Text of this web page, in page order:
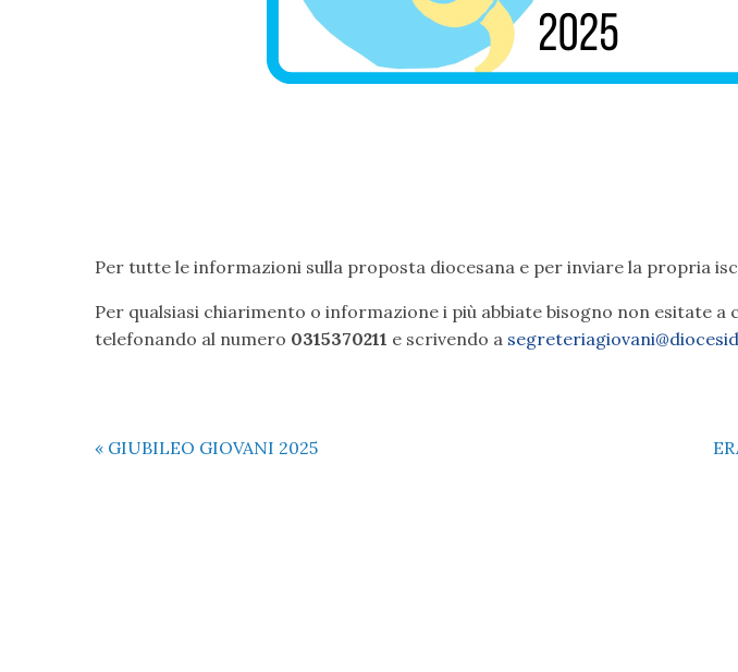
Per tutte le informazioni sulla proposta diocesana e per inviare la propria
Per qualsiasi chiarimento o informazione i più abbiate bisogno non esitate
telefonando al numero 0315370211 e scrivendo a
« GIUBILEO GIOVANI 2025